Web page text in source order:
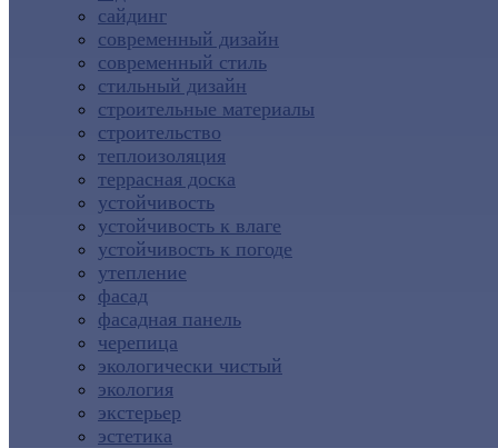
сайдинг
современный дизайн
современный стиль
стильный дизайн
строительные материалы
строительство
теплоизоляция
террасная доска
устойчивость
устойчивость к влаге
устойчивость к погоде
утепление
фасад
фасадная панель
черепица
экологически чистый
экология
экстерьер
эстетика